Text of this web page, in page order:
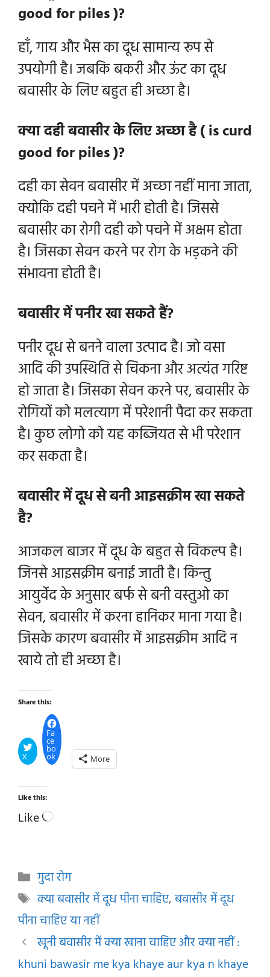
good for piles )?
हाँ, गाय और भैस का दूध सामान्य रूप से
उपयोगी है। जबकि बकरी और ऊंट का दूध
बवासीर के लिए बहुत ही अच्छा है।
क्या दही बवासीर के लिए अच्छा है ( is curd
good for piles )?
दही का सेवन बवासीर में अच्छा नहीं माना जाता,
क्योकि दही पचने में भारी होती है। जिससे
बवासीर का रोगी दही को पचने में अक्षम होता
है। जिसका सेवन करने पर रोग के भड़कने की
संभावना होती है।
बवासीर में पनीर खा सकते हैं?
पनीर दूध से बनने वाला उत्पाद है। जो वसा
आदि की उपस्थिति से चिकना और अत्यंत गरिष्ट
हो जाता है। जिसका सेवन करने पर, बवासीर के
रोगियों को मलत्याग में परेशानी पैदा कर सकता
है। कुछ लोगो को यह कब्जियत से भी परेशान
कर सकता है।
बवासीर में दूध से बनी आइसक्रीम खा सकते
है?
आजकल बाजर में दूध के बहुत से विकल्प है।
जिनसे आइसक्रीम बनाई जाती है। किन्तु
आयुर्वेद के अनुसार बर्फ से बनी वस्तुओ का
सेवन, बवासीर में करना हानिकर माना गया है।
जिसके कारण बवासीर में आइसक्रीम आदि न
खाये तो ही अच्छा है।
Share this:
X
Fa
ce
bo
ok More
Like this:
Like Loading…
Categories
गुदा रोग
Tags
क्या बवासीर में दूध पीना चाहिए,बवासीर में दूध
पीना चाहिए या नहीं
खूनी बवासीर में क्या खाना चाहिए और क्या नहीं :
khuni bawasir me kya khaye aur kya n khaye